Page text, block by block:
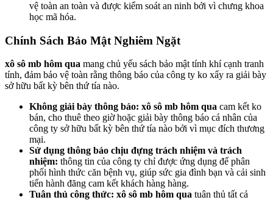
vệ toàn an toàn và được kiểm soát an ninh bởi vì chưng khoa
học mã hóa.
Chính Sách Bảo Mật Nghiêm Ngặt
xô sô mb hôm qua mang chủ yếu sách bảo mật tính khí cạnh tranh
tính, đảm bảo vệ toàn rằng thông báo của công ty ko xẩy ra giải bày
sở hữu bất kỳ bên thứ tía nào.
Không giải bày thông báo: xô sô mb hôm qua cam kết ko
bán, cho thuê theo giờ hoặc giải bày thông báo cá nhân của
công ty sở hữu bất kỳ bên thứ tía nào bởi vì mục đích thương
mại.
Sử dụng thông báo chịu đựng trách nhiệm và trách
nhiệm: thông tin của công ty chỉ được ứng dụng để phân
phối hình thức căn bệnh vụ, giúp sức gia đình bạn và cải sinh
tiến hành đăng cam kết khách hàng hàng.
Tuân thủ công thức: xô sô mb hôm qua tuân thủ tất cả